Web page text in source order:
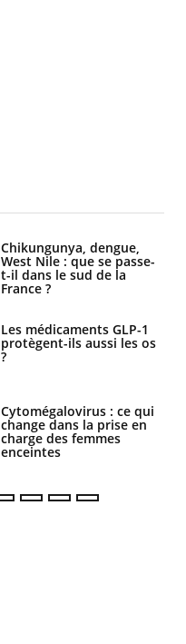
Chikungunya, dengue,
West Nile : que se passe-
t-il dans le sud de la
France ?
Les médicaments GLP-1
protègent-ils aussi les os
?
Cytomégalovirus : ce qui
change dans la prise en
charge des femmes
enceintes